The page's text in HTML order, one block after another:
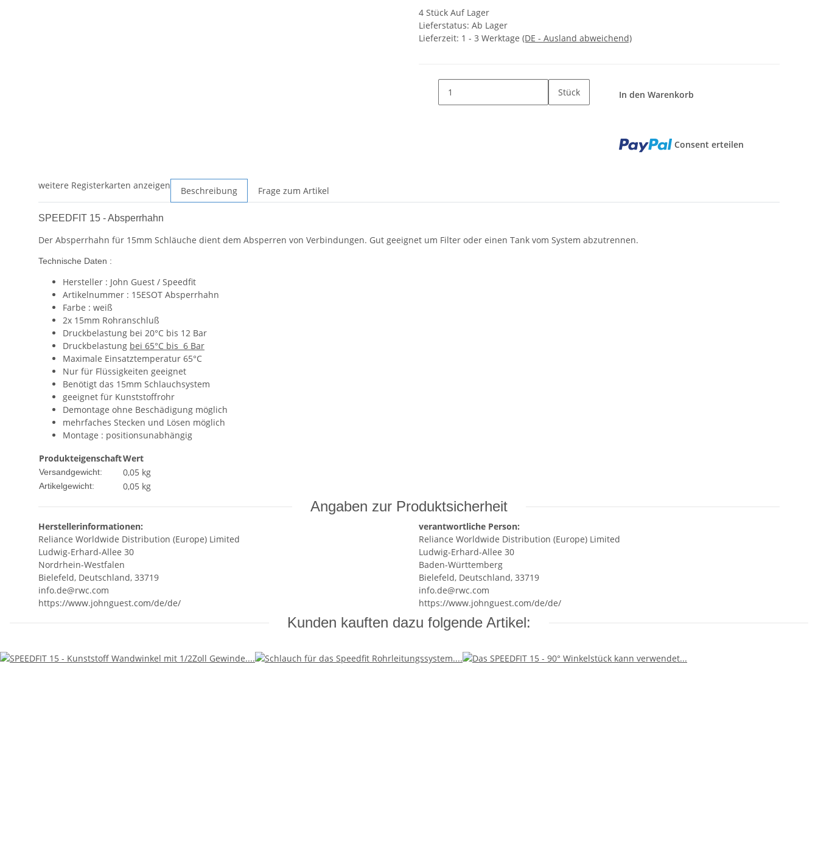
4 Stück Auf Lager
Lieferstatus: Ab Lager
Lieferzeit: 1 - 3 Werktage (DE - Ausland abweichend)
Stück In den Warenkorb
Consent erteilen
weitere Registerkarten anzeigen Beschreibung Frage zum Artikel
SPEEDFIT 15 - Absperrhahn
Der Absperrhahn für 15mm Schläuche dient dem Absperren von Verbindungen. Gut geeignet um Filter oder einen Tank vom System abzutrennen.
Technische Daten :
Hersteller : John Guest / Speedfit
Artikelnummer : 15ESOT Absperrhahn
Farbe : weiß
2x 15mm Rohranschluß
Druckbelastung bei 20°C bis 12 Bar
Druckbelastung bei 65°C bis 6 Bar
Maximale Einsatztemperatur 65°C
Nur für Flüssigkeiten geeignet
Benötigt das 15mm Schlauchsystem
geeignet für Kunststoffrohr
Demontage ohne Beschädigung möglich
mehrfaches Stecken und Lösen möglich
Montage : positionsunabhängig
ProdukteigenschaftWert
Versandgewicht: 0,05 kg
Artikelgewicht: 0,05 kg
Angaben zur Produktsicherheit
Herstellerinformationen:
Reliance Worldwide Distribution (Europe) Limited
Ludwig-Erhard-Allee 30
Nordrhein-Westfalen
Bielefeld, Deutschland, 33719
info.de@rwc.com
https://www.johnguest.com/de/de/
verantwortliche Person:
Reliance Worldwide Distribution (Europe) Limited
Ludwig-Erhard-Allee 30
Baden-Württemberg
Bielefeld, Deutschland, 33719
info.de@rwc.com
https://www.johnguest.com/de/de/
Kunden kauften dazu folgende Artikel: